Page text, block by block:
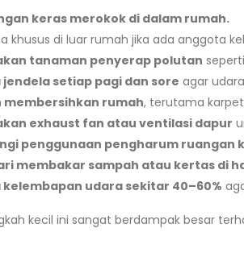
keras merokok di dalam rumah.
khusus di luar rumah jika ada anggota
tanaman penyerap polutan
jendela setiap pagi dan sore agar
membersihkan rumah, terutama
exhaust fan atau ventilasi dapur
penggunaan pengharum ruangan
membakar sampah atau kertas di
kelembapan udara sekitar 40–60%
kecil ini sangat berdampak besar